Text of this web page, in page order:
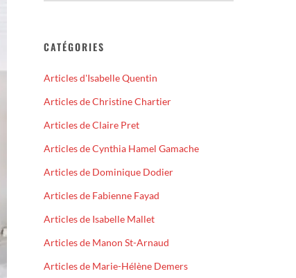
CATÉGORIES
Articles d'Isabelle Quentin
Articles de Christine Chartier
Articles de Claire Pret
Articles de Cynthia Hamel Gamache
Articles de Dominique Dodier
Articles de Fabienne Fayad
Articles de Isabelle Mallet
Articles de Manon St-Arnaud
Articles de Marie-Hélène Demers